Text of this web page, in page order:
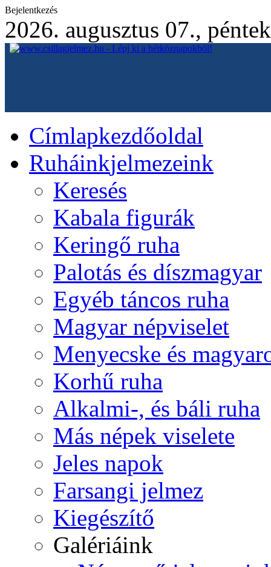
Bejelentkezés
2026. augusztus 07., péntek
Címlapkezdőoldal
Ruháinkjelmezeink
Keresés
Kabala figurák
Keringő ruha
Palotás és díszmagyar
Egyéb táncos ruha
Magyar népviselet
Menyecske és
Korhű ruha
Alkalmi-, és báli ruha
Más népek viselete
Jeles napok
Farsangi jelmez
Kiegészítő
Galériáink